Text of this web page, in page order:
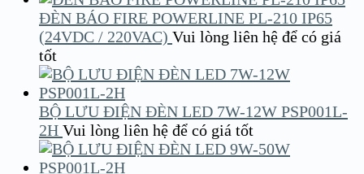
ĐÈN BÁO FIRE POWERLINE PL-210 IP65
(24VDC / 220VAC) Vui lòng liên hệ để có giá
tốt
BỘ LƯU ĐIỆN ĐÈN LED 7W-12W PSP001L-
2H Vui lòng liên hệ để có giá tốt